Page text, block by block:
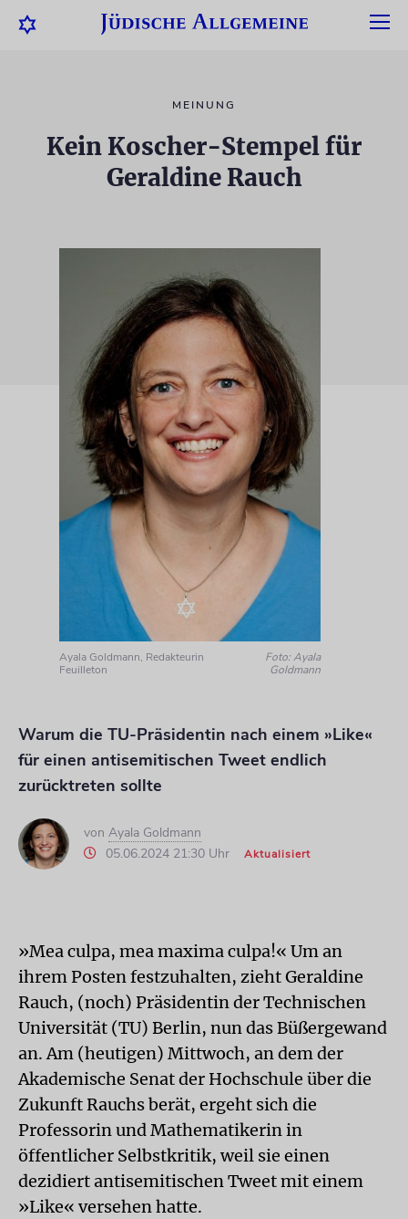
MEINUNG
Kein Koscher-Stempel für
Geraldine Rauch
Ayala Goldmann, Redakteurin
Feuilleton
Foto: Ayala
Goldmann
Warum die TU-Präsidentin nach einem »Like«
für einen antisemitischen Tweet endlich
zurücktreten sollte
von Ayala Goldmann
05.06.2024 21:30 Uhr
Aktualisiert
»Mea culpa, mea maxima culpa!« Um an
ihrem Posten festzuhalten, zieht Geraldine
Rauch, (noch) Präsidentin der Technischen
Universität (TU) Berlin, nun das Büßergewand
an. Am (heutigen) Mittwoch, an dem der
Akademische Senat der Hochschule über die
Zukunft Rauchs berät, ergeht sich die
Professorin und Mathematikerin in
öffentlicher Selbstkritik, weil sie einen
dezidiert antisemitischen Tweet mit einem
»Like« versehen hatte.